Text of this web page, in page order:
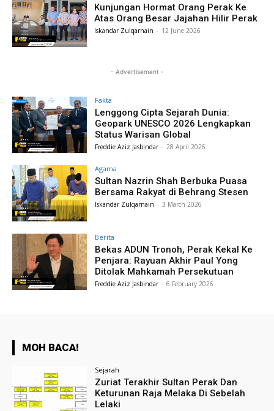
Kunjungan Hormat Orang Perak Ke
Atas Orang Besar Jajahan Hilir Perak
Iskandar Zulqarnain - 12 June 2026
- Advertisement -
Fakta
Lenggong Cipta Sejarah Dunia:
Geopark UNESCO 2026 Lengkapkan
Status Warisan Global
Freddie Aziz Jasbindar - 28 April 2026
Agama
Sultan Nazrin Shah Berbuka Puasa
Bersama Rakyat di Behrang Stesen
Iskandar Zulqarnain - 3 March 2026
Berita
Bekas ADUN Tronoh, Perak Kekal Ke
Penjara: Rayuan Akhir Paul Yong
Ditolak Mahkamah Persekutuan
Freddie Aziz Jasbindar - 6 February 2026
MOH BACA!
Sejarah
Zuriat Terakhir Sultan Perak Dan
Keturunan Raja Melaka Di Sebelah
Lelaki